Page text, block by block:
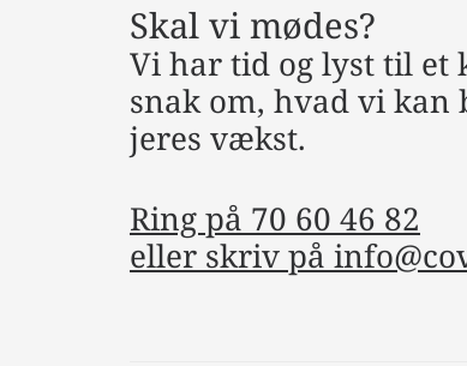
Skal vi mødes?
Vi har tid og lyst til et
snak om, hvad vi kan
jeres vækst.
Ring på 70 60 46 82
eller skriv på